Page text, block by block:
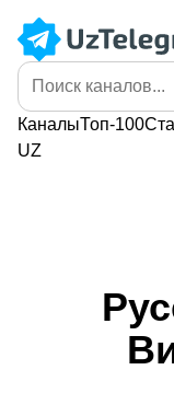
КаналыТоп-100
UZ